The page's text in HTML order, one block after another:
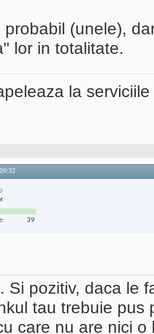
probabil (unele),
lor in totalitate.
la
09:32
39
Si pozitiv, daca le
tau trebuie pus
care nu are nici